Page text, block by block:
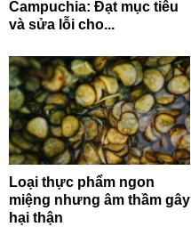
Campuchia: Đạt mục tiêu
và sửa lỗi cho...
Loại thực phẩm ngon
miệng nhưng âm thầm gây
hại thận